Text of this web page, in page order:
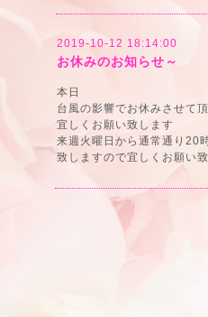
2019-10-12 18:14:00
お休みのお知らせ～
本日
台風の影響でお休みさせて
宜しくお願い致します
来週火曜日から通常通り20
致しますので宜しくお願い